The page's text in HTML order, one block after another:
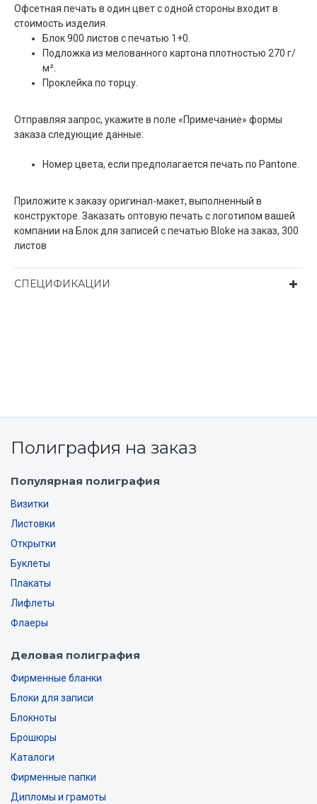
Офсетная печать в один цвет с одной стороны входит в
стоимость изделия.
Блок 900 листов с печатью 1+0.
Подложка из мелованного картона плотностью 270 г/
м².
Проклейка по торцу.
Отправляя запрос, укажите в поле «Примечание» формы
заказа следующие данные:
Номер цвета, если предполагается печать по Pantone.
Приложите к заказу оригинал-макет, выполненный в
конструкторе. Заказать оптовую печать с логотипом вашей
компании на Блок для записей с печатью Bloke на заказ, 300
листов
СПЕЦИФИКАЦИИ
Полиграфия на заказ
Популярная полиграфия
Визитки
Листовки
Открытки
Буклеты
Плакаты
Лифлеты
Флаеры
Деловая полиграфия
Фирменные бланки
Блоки для записи
Блокноты
Брошюры
Каталоги
Фирменные папки
Дипломы и грамоты